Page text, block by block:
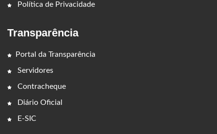
Política de Privacidade
Transparência
Portal da Transparência
Servidores
Contracheque
Diário Oficial
E-SIC